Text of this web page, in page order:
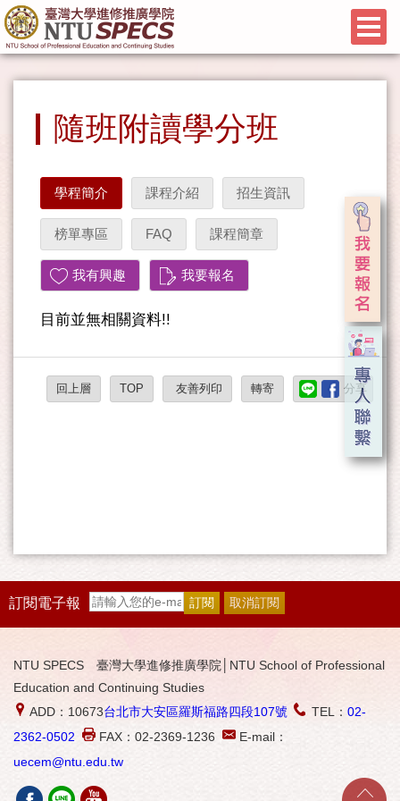
隨班附讀學分班
學程簡介 課程介紹 招生資訊
榜單專區 FAQ 課程簡章
我有興趣 我要報名
目前並無相關資料!!
回上層 TOP 友善列印 轉寄 分享
訂閱電子報
NTU SPECS 臺灣大學進修推廣學院│NTU School of Professional
Education and Continuing Studies
ADD：10673台北市大安區羅斯福路四段107號 TEL： 02-
2362-0502
FAX：02-2369-1236
E-mail：
uecem@ntu.edu.tw